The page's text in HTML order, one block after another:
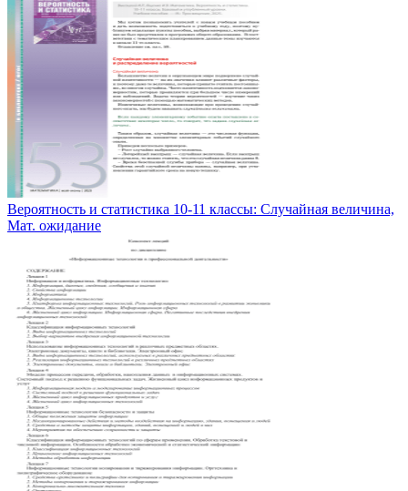
Вероятность и статистика 10-11 классы: Случайная величина,
Мат. ожидание